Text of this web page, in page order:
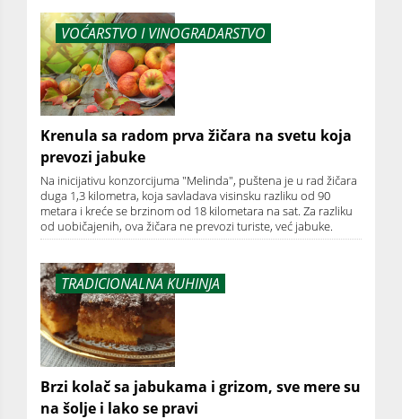
VOĆARSTVO I VINOGRADARSTVO
Krenula sa radom prva žičara na svetu koja
prevozi jabuke
Na inicijativu konzorcijuma "Melinda", puštena je u rad žičara
duga 1,3 kilometra, koja savladava visinsku razliku od 90
metara i kreće se brzinom od 18 kilometara na sat. Za razliku
od uobičajenih, ova žičara ne prevozi turiste, već jabuke.
TRADICIONALNA KUHINJA
Brzi kolač sa jabukama i grizom, sve mere su
na šolje i lako se pravi